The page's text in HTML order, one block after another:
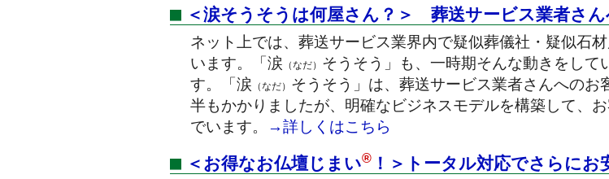
＜涙そうそうは何屋さん？＞ 葬送サービス業者さん
ネット上では、葬送サービス業界内で疑似葬儀社・疑似石
います。「涙 （なだ） そうそう」も、一時期そんな動きをして
す。「涙 （なだ） そうそう」は、葬送サービス業者さんへの
半もかかりましたが、明確なビジネスモデルを構築して、
でいます。
→詳しくはこちら
＜お得なお仏壇じまい®！＞トータル対応でさらにお